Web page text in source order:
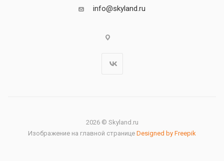
info@skyland.ru
2026 © Skyland.ru
Изображение на главной странице Designed by Freepik